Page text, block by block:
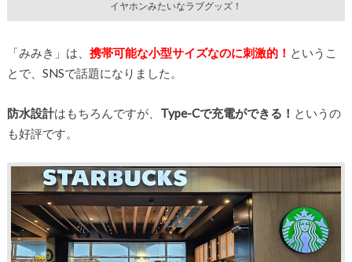
イヤホンみたいなラブグッズ！
「みみき」は、 携帯可能な小型サイズなのに刺激的！ というこ
とで、SNSで話題になりました。
防水設計はもちろんですが、 Type-Cで充電ができる！ というの
も好評です。